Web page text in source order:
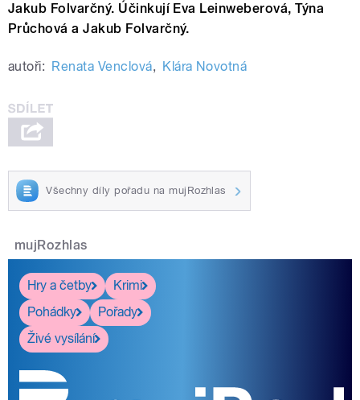
Jakub Folvarčný. Účinkují Eva Leinweberová, Týna
Průchová a Jakub Folvarčný.
autoři: Renata Venclová, Klára Novotná
Všechny díly pořadu na mujRozhlas
mujRozhlas
Hry a četby
Krimi
Pohádky
Pořady
Živé vysílání